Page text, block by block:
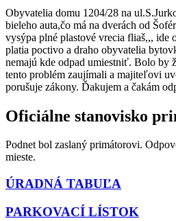
Obyvatelia domu 1204/28 na
bieleho auta,čo má na dverách od
vysýpa plné plastové vrecia fliaš,,, ide
platia poctivo a draho obyvatelia
nemajú kde odpad umiestniť. Bolo by
tento problém zaujímali a majiteľovi
porušuje zákony. Ďakujem a čakám
Oficiálne stanovisko
Podnet bol zaslaný primátorovi.
mieste.
ÚRADNÁ TABUĽA
PARKOVACÍ LÍSTOK